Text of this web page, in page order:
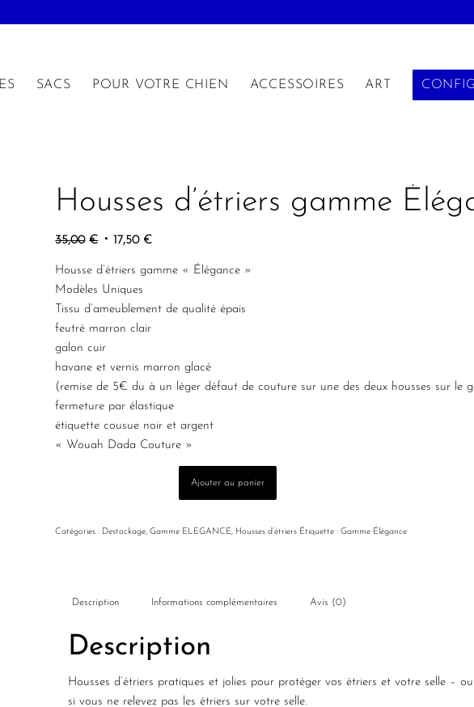
SACS POUR VOTRE CHIEN ACCESSOIRES ART
Housses d’étriers gamme
35,00 € Le
était :
17,50 €Le
17,50€.
Housse d’étriers gamme « Élégance »
Modèles Uniques
Tissu d’ameublement de qualité épais
feutré marron clair
galon cuir
havane et vernis marron glacé
(remise de 5€ du à un léger défaut de couture sur une des deux housses sur le
fermeture par élastique
étiquette cousue noir et argent
« Wouah Dada Couture »
Ajouter au panier
Catégories : Destockage,Gamme ELEGANCE, Housses d’étriers Étiquette :Gamme Élégance
Description Informations complémentaires Avis (0)
Description
Housses d’étriers pratiques et jolies pour protéger vos étriers et votre selle –
si vous ne relevez pas les étriers sur votre selle.